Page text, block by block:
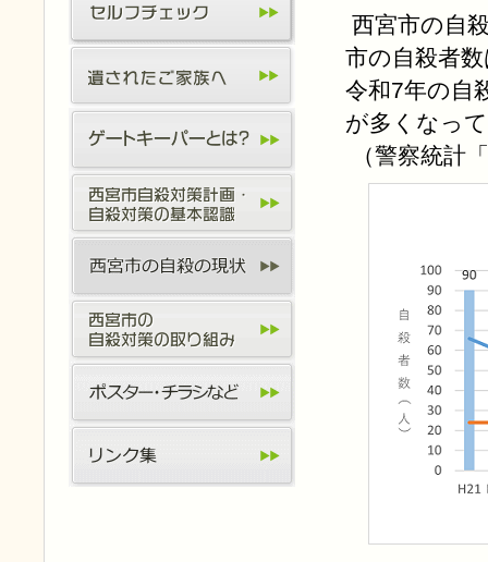
西宮市の自
市の自殺者
令和7年の自
が多くなっ
（警察統計